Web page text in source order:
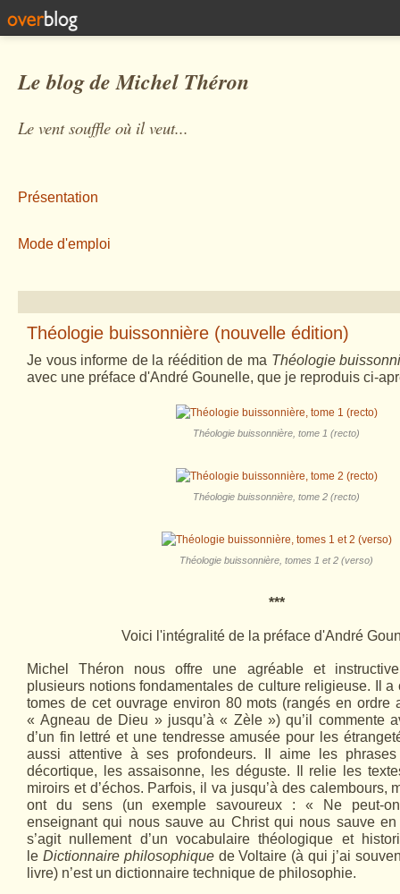
Le blog de Michel Théron
Le vent souffle où il veut...
Présentation
Mode d'emploi
Théologie buissonnière (nouvelle édition)
Je vous informe de la réédition de ma Théologie
avec une préface d'André Gounelle, que je reproduis ci-
Théologie buissonnière, tome 1 (recto)
Théologie buissonnière, tome 2 (recto)
Théologie buissonnière, tomes 1 et 2 (verso)
***
Voici l'intégralité de la préface d'André
Michel Théron nous offre une agréable et
plusieurs notions fondamentales de culture religieuse. Il
tomes de cet ouvrage environ 80 mots (rangés en ordre
« Agneau de Dieu » jusqu’à « Zèle ») qu’il commente
d’un fin lettré et une tendresse amusée pour les
aussi attentive à ses profondeurs. Il aime les
décortique, les assaisonne, les déguste. Il relie les
miroirs et d’échos. Parfois, il va jusqu’à des calembours,
ont du sens (un exemple savoureux : « Ne peut-
enseignant qui nous sauve au Christ qui nous sauve
s’agit nullement d’un vocabulaire théologique et
le Dictionnaire philosophiquede Voltaire (à qui j’ai
livre) n’est un dictionnaire technique de philosophie.